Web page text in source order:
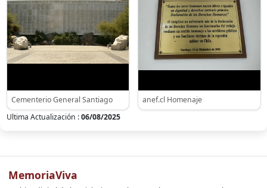
Cementerio General Santiago
anef.cl Homenaje
Ultima Actualización :06/08/2025
MemoriaViva